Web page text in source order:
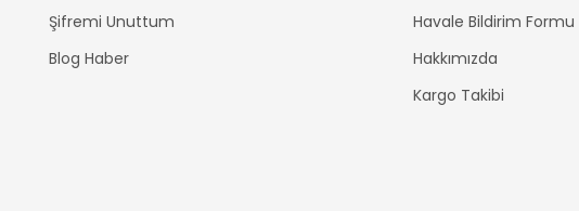
Şifremi Unuttum
Blog Haber
Havale Bildirim Formu
Hakkımızda
Kargo Takibi